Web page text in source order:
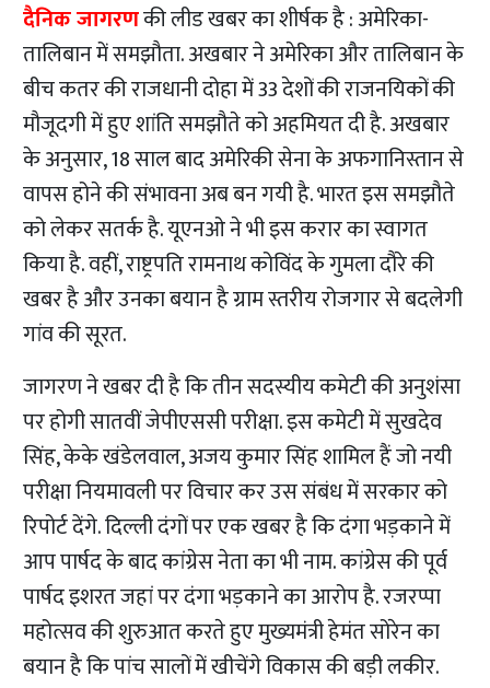
दैनिक जागरणकी लीड खबर का शीर्षक है : अमेरिका-
तालिबान में समझौता. अखबार ने अमेरिका और तालिबान के
बीच कतर की राजधानी दोहा में 33 देशों की राजनयिकों की
मौजूदगी में हुए शांति समझौते को अहमियत दी है. अखबार
के अनुसार, 18 साल बाद अमेरिकी सेना के अफगानिस्तान से
वापस होने की संभावना अब बन गयी है. भारत इस समझौते
को लेकर सतर्क है. यूएनओ ने भी इस करार का स्वागत
किया है. वहीं, राष्ट्रपति रामनाथ कोविंद के गुमला दौरे की
खबर है और उनका बयान है ग्राम स्तरीय रोजगार से बदलेगी
गांव की सूरत.
जागरण ने खबर दी है कि तीन सदस्यीय कमेटी की अनुशंसा
पर होगी सातवीं जेपीएससी परीक्षा. इस कमेटी में सुखदेव
सिंह, केके खंडेलवाल, अजय कुमार सिंह शामिल हैं जो नयी
परीक्षा नियमावली पर विचार कर उस संबंध में सरकार को
रिपोर्ट देंगे. दिल्ली दंगों पर एक खबर है कि दंगा भड़काने में
आप पार्षद के बाद कांग्रेस नेता का भी नाम. कांग्रेस की पूर्व
पार्षद इशरत जहां पर दंगा भड़काने का आरोप है. रजरप्पा
महोत्सव की शुरुआत करते हुए मुख्यमंत्री हेमंत सोरेन का
बयान है कि पांच सालों में खीचेंगे विकास की बड़ी लकीर.